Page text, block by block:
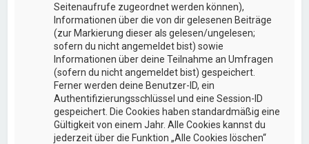
Seitenaufrufe zugeordnet werden können),
Informationen über die von dir gelesenen Beiträge
(zur Markierung dieser als gelesen/ungelesen;
sofern du nicht angemeldet bist) sowie
Informationen über deine Teilnahme an Umfragen
(sofern du nicht angemeldet bist) gespeichert.
Ferner werden deine Benutzer-ID, ein
Authentifizierungsschlüssel und eine Session-ID
gespeichert. Die Cookies haben standardmäßig eine
Gültigkeit von einem Jahr. Alle Cookies kannst du
jederzeit über die Funktion „Alle Cookies löschen“